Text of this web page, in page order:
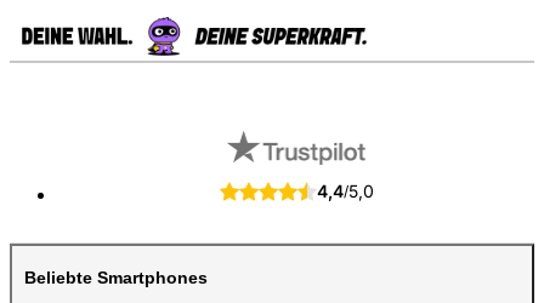
4,4/5,0
Beliebte Smartphones